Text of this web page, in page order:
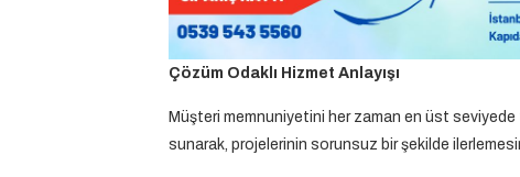
Çözüm Odaklı Hizmet Anlayışı
Müşteri memnuniyetini her zaman en üst
sunarak, projelerinin sorunsuz bir şekilde